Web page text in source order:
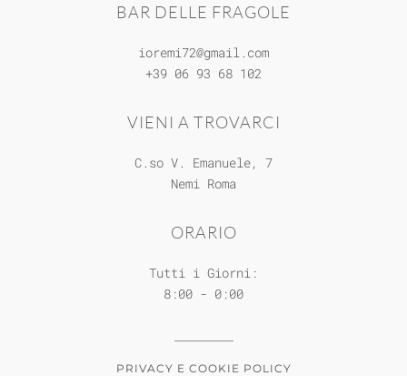
VIENI A TROVARCI
C.so V. Emanuele, 7
Nemi Roma
BAR DELLE FRAGOLE
ioremi72@gmail.com
+39 06 93 68 102
ORARIO
Tutti i Giorni:
8:00 - 0:00
PRIVACY E COOKIE POLICY